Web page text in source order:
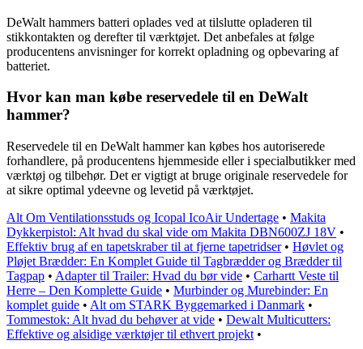
DeWalt hammers batteri oplades ved at tilslutte opladeren til
stikkontakten og derefter til værktøjet. Det anbefales at følge
producentens anvisninger for korrekt opladning og opbevaring af
batteriet.
Hvor kan man købe reservedele til en DeWalt
hammer?
Reservedele til en DeWalt hammer kan købes hos autoriserede
forhandlere, på producentens hjemmeside eller i specialbutikker med
værktøj og tilbehør. Det er vigtigt at bruge originale reservedele for
at sikre optimal ydeevne og levetid på værktøjet.
Alt Om Ventilationsstuds og Icopal IcoAir Undertage • Makita
Dykkerpistol: Alt hvad du skal vide om Makita DBN600ZJ 18V •
Effektiv brug af en tapetskraber til at fjerne tapetridser• Høvlet og
Pløjet Brædder: En Komplet Guide til Tagbrædder og Brædder til
Tagpap • Adapter til Trailer: Hvad du bør vide • Carhartt Veste til
Herre – Den Komplette Guide • Murbinder og Murebinder: En
komplet guide • Alt om STARK Byggemarked i Danmark •
Tommestok: Alt hvad du behøver at vide • Dewalt Multicutters:
Effektive og alsidige værktøjer til ethvert projekt •